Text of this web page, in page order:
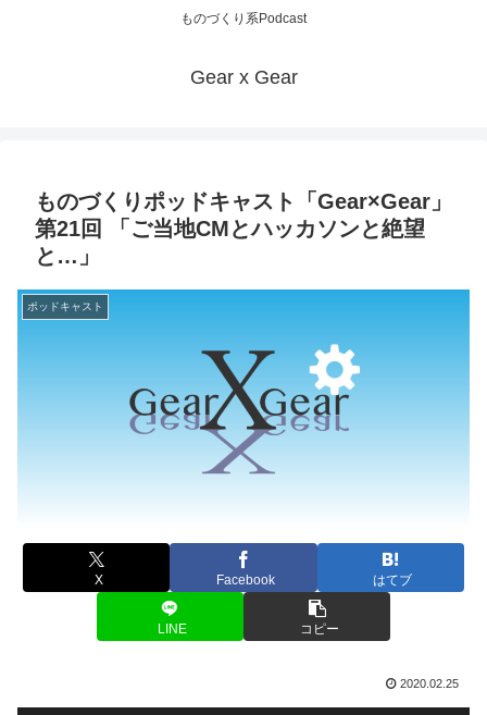
ものづくり系Podcast
Gear x Gear
ものづくりポッドキャスト「Gear×Gear」
第21回 「ご当地CMとハッカソンと絶望
と…」
ポッドキャスト
X Facebook はてブ
LINE コピー
2020.02.25